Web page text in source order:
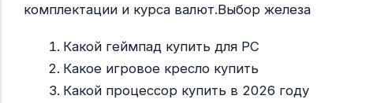
комплектации и курса валют.Выбор железа
Какой геймпад купить для PC
Какое игровое кресло купить
Какой процессор купить в 2026 году